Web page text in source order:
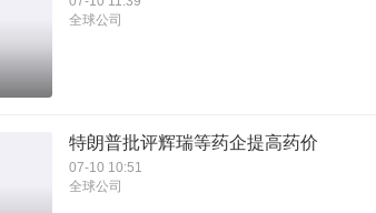
全球公司
特朗普批评辉瑞等药企提高药价
07-10 10:51
全球公司